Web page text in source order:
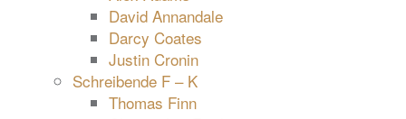
David Annandale
Darcy Coates
Justin Cronin
Schreibende F – K
Thomas Finn